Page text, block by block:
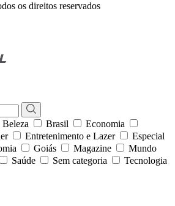
os direitos reservados
Beleza Brasil
Economia
Entretenimento e Lazer
Especial
Goiás Magazine
Mundo
Saúde Sem categoria
Tecnologia